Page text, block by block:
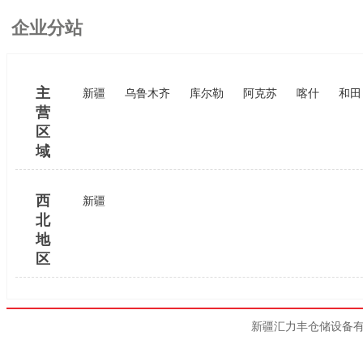
企业分站
主
营
区
域
新疆 乌鲁木齐 库尔勒 阿克苏 喀什 和田
西
北
地
区
新疆
新疆汇力丰仓储设备